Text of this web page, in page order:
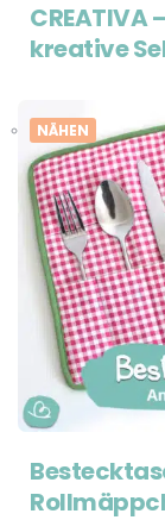
CREATIVA
kreative
NÄHEN